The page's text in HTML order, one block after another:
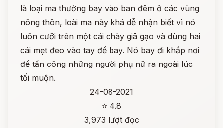
là loại ma thường bay vào ban đêm ở các vùng
nông thôn, loài ma này khá dễ nhận biết vì nó
luôn cưỡi trên một cái chày giã gạo và dùng hai
cái mẹt đeo vào tay để bay. Nó bay đi khắp nơi
để tấn công những người phụ nữ ra ngoài lúc
tối muộn.
24-08-2021
⭐ 4.8
3,973 lượt đọc